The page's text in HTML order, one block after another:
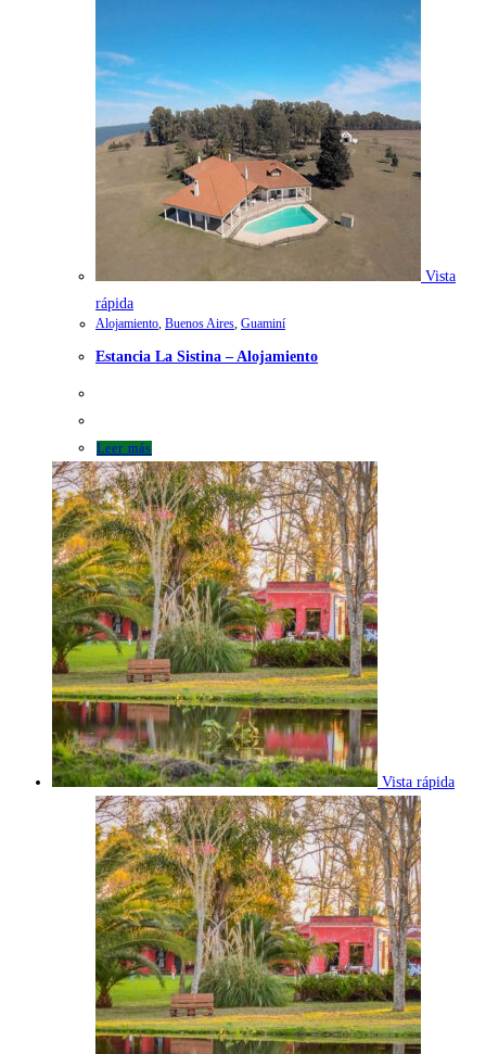
Vista
rápida
Alojamiento, Buenos Aires, Guaminí
Estancia La Sistina – Alojamiento
Leer más
Vista rápida